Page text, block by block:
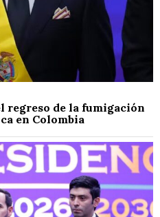
regreso de la fumigación
en Colombia